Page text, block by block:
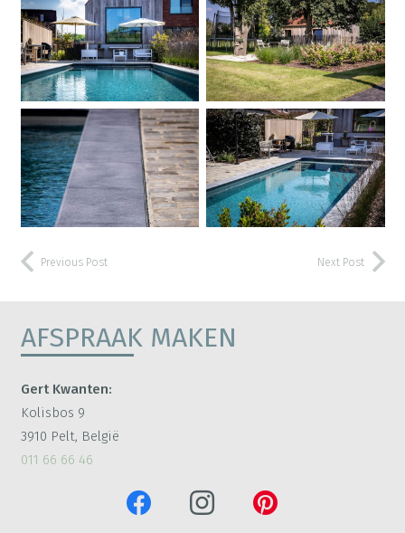
Previous Post Next Post
AFSPRAAK MAKEN
Gert Kwanten:
Kolisbos 9
3910 Pelt, België
011 66 66 46